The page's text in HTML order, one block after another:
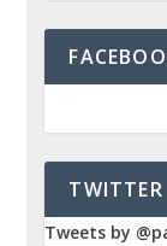
TWITTER
Tweets by